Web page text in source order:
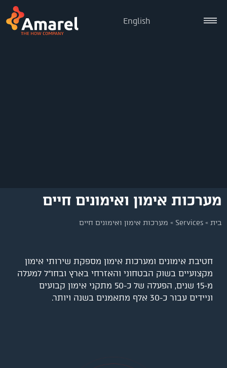
English
מערכות אימון ואימונים חיים
בית »
Services
» מערכות אימון ואימונים חיים
חטיבת אימונים ומערכות אימון מספקת שירותי אימון
מקצועיים בשוק הבטחוני והאזרחי בארץ ובחו”ל למעלה
מ-15 שנים, הפעלה של כ-50 מתקני אימון קבועים
וניידים עבור כ-30 אלף מתאמנים בשנה ויותר.